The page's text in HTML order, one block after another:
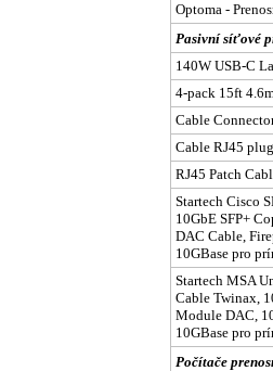
Optoma -
Pasivní síťové
140W USB-C
4-pack 15ft
Cable
Cable RJ45
RJ45 Patch
Startech Cisco
10GbE SFP+
DAC Cable,
10GBase pro
Startech MSA
Cable Twinax,
Module DAC,
10GBase pro
Počítače